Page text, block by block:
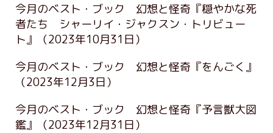
今月のベスト・ブック 幻想と怪奇『穏やかな死
者たち シャーリイ・ジャクスン・トリビュー
ト』
（2023年10月31日）
今月のベスト・ブック 幻想と怪奇『をんごく』
（2023年12月3日）
今月のベスト・ブック 幻想と怪奇『予言獣大図
鑑』
（2023年12月31日）